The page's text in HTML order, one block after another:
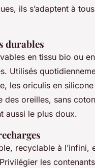
ils s’adaptent à
durables
en tissu bio ou
Utilisés
les oriculis en
des oreilles, sans
aussi le plus doux.
recyclable à
les